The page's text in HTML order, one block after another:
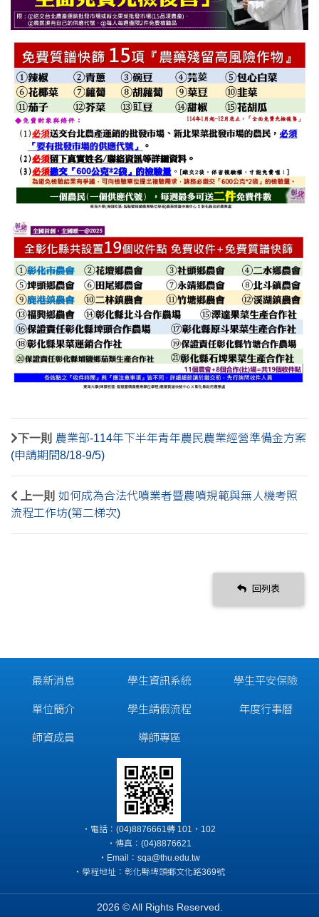
下一則 農業部-114年下半年青年農民農業經營準備金方案
(申請期間8/18-9/5)
上一則 如何成為合法代噴業者暨農噴規範與無人機考照
流程工作坊(第二梯次)
回列表
最新消息
單位簡介
師資成員
學生資訊系統
學生請假流程
導師專區
學生平安保險
年度行事曆
‧電話：(04)8876661轉 101，102
‧傳真：(04)8876621
‧Email：sqa@thu.edu.tw
‧學程地址：彰化縣埤頭鄉文化路369號
2026 © All Rights Reserved.